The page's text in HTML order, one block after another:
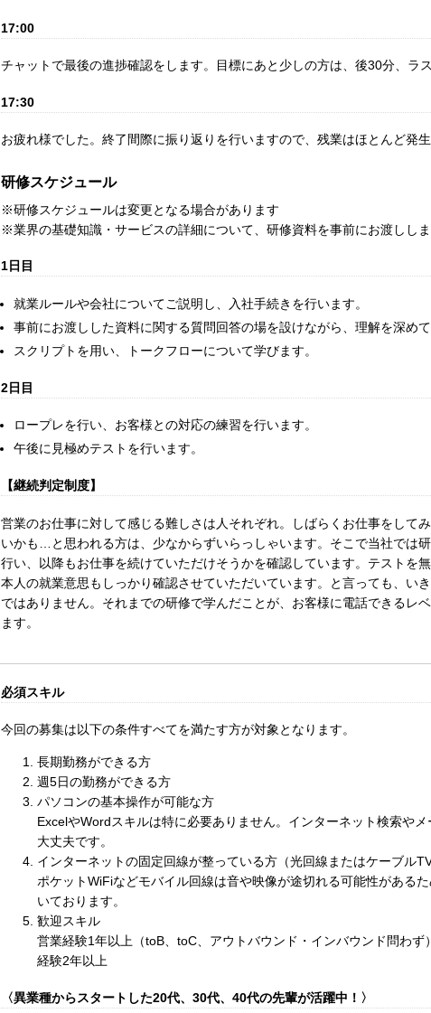
17:00
チャットで最後の進捗確認をします。目標にあと少しの方は、後30分、ラ
17:30
お疲れ様でした。終了間際に振り返りを行いますので、残業はほとんど発生
研修スケジュール
※研修スケジュールは変更となる場合があります
※業界の基礎知識・サービスの詳細について、研修資料を事前にお渡ししま
1日目
就業ルールや会社についてご説明し、入社手続きを行います。
事前にお渡しした資料に関する質問回答の場を設けながら、理解を深めて
スクリプトを用い、トークフローについて学びます。
2日目
ロープレを行い、お客様との対応の練習を行います。
午後に見極めテストを行います。
【継続判定制度】
営業のお仕事に対して感じる難しさは人それぞれ。しばらくお仕事をして
いかも…と思われる方は、少なからずいらっしゃいます。そこで当社では
行い、以降もお仕事を続けていただけそうかを確認しています。テストを
本人の就業意思もしっかり確認させていただいています。と言っても、い
ではありません。それまでの研修で学んだことが、お客様に電話できるレ
ます。
必須スキル
今回の募集は以下の条件すべてを満たす方が対象となります。
長期勤務ができる方
週5日の勤務ができる方
パソコンの基本操作が可能な方
ExcelやWordスキルは特に必要ありません。インターネット検索や
大丈夫です。
インターネットの固定回線が整っている方（光回線またはケーブルTV
ポケットWiFiなどモバイル回線は音や映像が途切れる可能性がある
いております。
歓迎スキル
営業経験1年以上（toB、toC、アウトバウンド・インバウンド問わず
経験2年以上
〈異業種からスタートした20代、30代、40代の先輩が活躍中！〉